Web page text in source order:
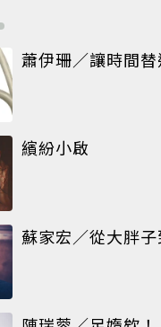
蕭伊珊／讓時間
繽紛小啟
蘇家宏／從大胖